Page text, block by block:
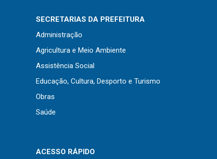
Concursos
Instruções Normativas
Licitações
Dispensas e Inexigibilidades
Chamamentos Públicos
Leis, Decretos e Portarias
Transparência
SECRETARIAS DA PREFEITURA
Administração
Agricultura e Meio Ambiente
Assistência Social
Educação, Cultura, Desporto e Turismo
Obras
Saúde
ACESSO RÁPIDO